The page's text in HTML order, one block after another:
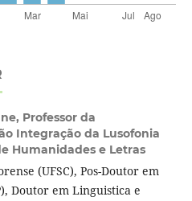
Professor da
Integração da Lusofonia
Humanidades e Letras
(UFSC), Pos-Doutor em
Doutor em Linguistica e